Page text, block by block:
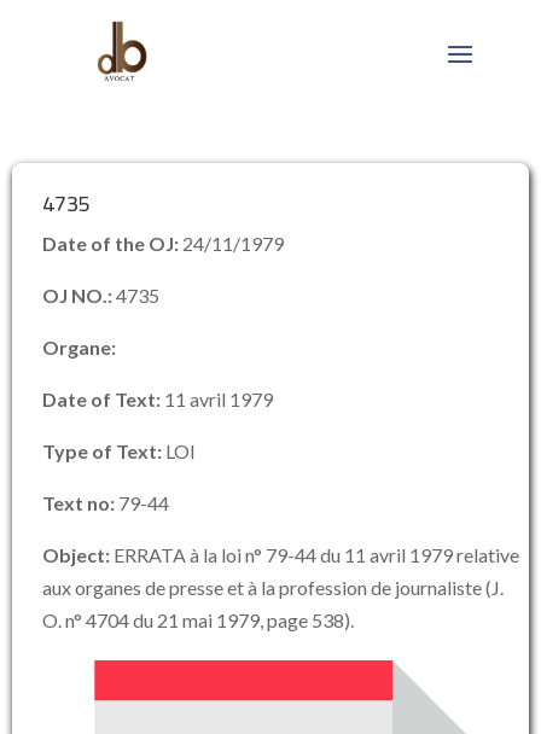
4735
Date of the OJ: 24/11/1979
OJ NO.:4735
Organe:
Date of Text: 11 avril 1979
Type of Text: LOI
Text no: 79-44
Object: ERRATA à la loi n° 79-44 du 11 avril 1979 relative
aux organes de presse et à la profession de journaliste (J.
O. n° 4704 du 21 mai 1979, page 538).